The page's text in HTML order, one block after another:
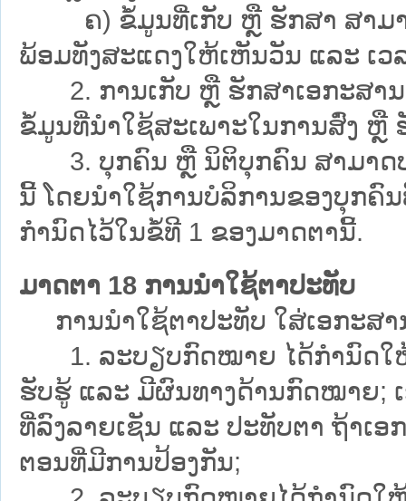
ຄ) ຂໍ້ມູນທີ່ເກັບ ຫຼື ຮັກສາ ສາມາ
ພ້ອມທັງສະແດງໃຫ້ເຫັນວັນ ແລະ ເວ
2. ການເກັບ ຫຼື ຮັກສາເອກະສານ
ຂໍ້ມູນທີ່ນຳໃຊ້ສະເພາະໃນການສົ່ງ ຫຼື
3. ບຸກຄົນ ຫຼື ນິຕິບຸກຄົນ ສາມາດປ
ນີ້ ໂດຍນຳໃຊ້ການບໍລິການຂອງບຸກຄົ
ກຳນົດໄວ້ໃນຂໍ້ທີ 1 ຂອງມາດຕານີ້.
ມາດຕາ 18 ການນຳໃຊ້ຕາປະທັບ
ການນຳໃຊ້ຕາປະທັບ ໃສ່ເອກະສາ
1. ລະບຽບກົດໝາຍ ໄດ້ກຳນົດໃຫ້
ຮັບຮູ້ ແລະ ມີຜົນທາງດ້ານກົດໝາຍ;
ທີ່ລົງລາຍເຊັນ ແລະ ປະທັບຕາ ຖ້າເ
ຕອນທີ່ມີການປ້ອງກັນ;